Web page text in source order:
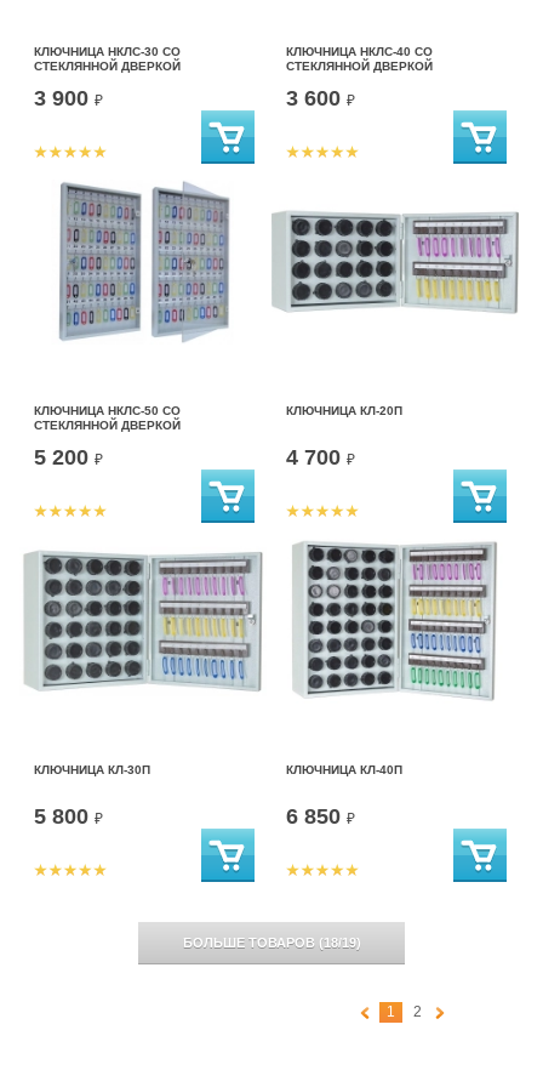
КЛЮЧНИЦА НКЛС-30 СО
СТЕКЛЯННОЙ ДВЕРКОЙ
3 900 ₽
КЛЮЧНИЦА НКЛС-40 СО
СТЕКЛЯННОЙ ДВЕРКОЙ
3 600 ₽
КЛЮЧНИЦА НКЛС-50 СО
СТЕКЛЯННОЙ ДВЕРКОЙ
5 200 ₽
КЛЮЧНИЦА КЛ-20П
4 700 ₽
КЛЮЧНИЦА КЛ-30П
5 800 ₽
КЛЮЧНИЦА КЛ-40П
6 850 ₽
БОЛЬШЕ ТОВАРОВ(18/19)
1 2